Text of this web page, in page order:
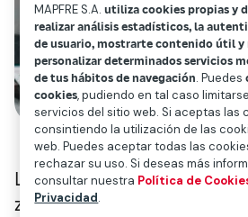
La eficacia dela política
zona euro y en otras
MAPFRE S.A.utiliza cookies propias y
realizar análisis estadísticos, la
de usuario, mostrarte contenido útil y
personalizar determinados servicios
de tus hábitos de navegación. Puedes
cookies, pudiendo en tal caso
servicios del sitio web. Si aceptas las
consintiendo la utilización de las
web. Puedes aceptar todas las
rechazar su uso. Si deseas más
consultar nuestra Política de
Privacidad.